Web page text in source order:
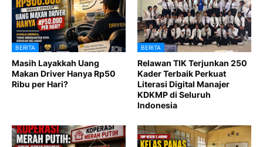
BERITA
Masih Layakkah Uang
Makan Driver Hanya Rp50
Ribu per Hari?
BERITA
Relawan TIK Terjunkan 250
Kader Terbaik Perkuat
Literasi Digital Manajer
KDKMP di Seluruh
Indonesia